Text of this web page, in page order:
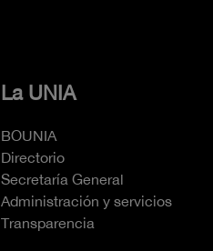
La UNIA
BOUNIA
Directorio
Secretaría General
Administración y servicios
Transparencia